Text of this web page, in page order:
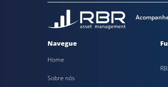
Navegue
Home
Sobre nós